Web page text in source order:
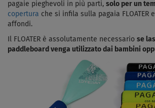
pagaie pieghevoli in più parti, solo per un
copertura che si infila sulla pagaia FLOATER
affondi.
Il FLOATER è assolutamente necessario se
paddleboard venga utilizzato dai bambini